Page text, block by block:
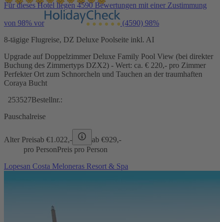
Für dieses Hotel liegen 4590 Bewertungen mit einer Zustimmung
von 98% vor (4590) 98%
8-tägige Flugreise, DZ Deluxe Poolseite inkl. AI
Upgrade auf Doppelzimmer Deluxe Family Pool View (bei direkter
Buchung des Zimmertyps DZX2) - Wert: ca. € 220,- pro Zimmer
Perfekter Ort zum Schnorcheln und Tauchen an der traumhaften
Coraya Bucht
253527Bestellnr.:
Pauschalreise
Alter Preisab €1.022,- ab €929,-
pro PersonPreis pro Person
Lopesan Costa Meloneras Resort & Spa